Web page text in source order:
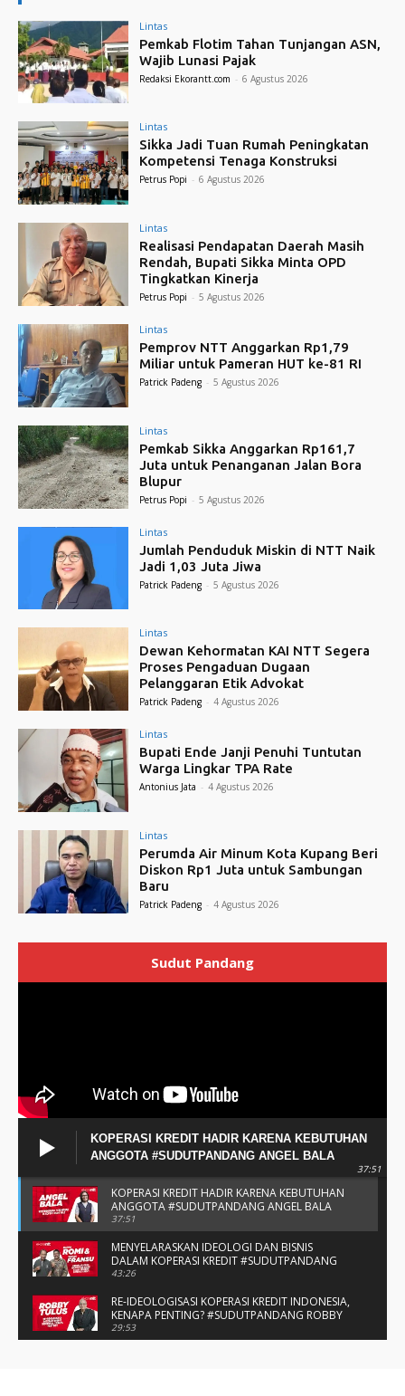
Lintas
Pemkab Flotim Tahan Tunjangan ASN,
Wajib Lunasi Pajak
Redaksi Ekorantt.com - 6 Agustus 2026
Lintas
Sikka Jadi Tuan Rumah Peningkatan
Kompetensi Tenaga Konstruksi
Petrus Popi - 6 Agustus 2026
Lintas
Realisasi Pendapatan Daerah Masih
Rendah, Bupati Sikka Minta OPD
Tingkatkan Kinerja
Petrus Popi - 5 Agustus 2026
Lintas
Pemprov NTT Anggarkan Rp1,79
Miliar untuk Pameran HUT ke-81 RI
Patrick Padeng - 5 Agustus 2026
Lintas
Pemkab Sikka Anggarkan Rp161,7
Juta untuk Penanganan Jalan Bora
Blupur
Petrus Popi - 5 Agustus 2026
Lintas
Jumlah Penduduk Miskin di NTT Naik
Jadi 1,03 Juta Jiwa
Patrick Padeng - 5 Agustus 2026
Lintas
Dewan Kehormatan KAI NTT Segera
Proses Pengaduan Dugaan
Pelanggaran Etik Advokat
Patrick Padeng - 4 Agustus 2026
Lintas
Bupati Ende Janji Penuhi Tuntutan
Warga Lingkar TPA Rate
Antonius Jata - 4 Agustus 2026
Lintas
Perumda Air Minum Kota Kupang Beri
Diskon Rp1 Juta untuk Sambungan
Baru
Patrick Padeng - 4 Agustus 2026
Sudut Pandang
KOPERASI KREDIT HADIR KARENA KEBUTUHAN
ANGGOTA #SUDUTPANDANG ANGEL BALA
37:51
KOPERASI KREDIT HADIR KARENA KEBUTUHAN
ANGGOTA #SUDUTPANDANG ANGEL BALA
37:51
MENYELARASKAN IDEOLOGI DAN BISNIS
DALAM KOPERASI KREDIT #SUDUTPANDANG
BAPAK ROMI & BAPAK FRANSU
43:26
RE-IDEOLOGISASI KOPERASI KREDIT INDONESIA,
KENAPA PENTING? #SUDUTPANDANG ROBBY
TULUS
29:53